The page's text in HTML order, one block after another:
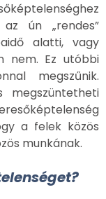
ún „rendes”
alatti, vagy
nem. Ez utóbbi
megszűnik.
megszüntetheti
a felek közös
munkának.